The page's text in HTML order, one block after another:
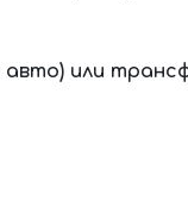
авто) или